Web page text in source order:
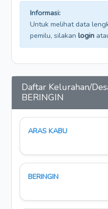
Informasi:
Untuk melihat data
pemilu, silakan login
Daftar Kelurahan/
BERINGIN
ARAS KABU
BERINGIN